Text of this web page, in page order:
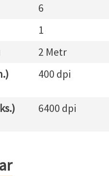
6
1
2 Metr
400 dpi
6400 dpi